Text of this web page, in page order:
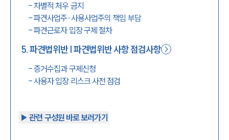
-차별적 처우 금지
-파견사업주·사용사업주의 책임 부담
-파견근로자 입장 구제 절차
5.파견법위반 | 파견법위반 사항 점검사항
-증거수집과 구제신청
-사용자 입장 리스크 사전 점검
▶︎ 관련 구성원 바로 보러가기